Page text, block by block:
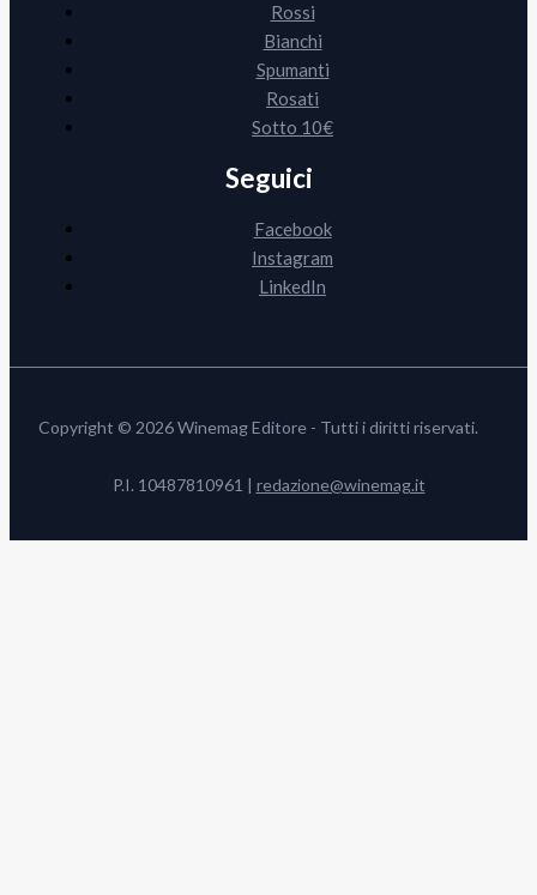
Rossi
Bianchi
Spumanti
Rosati
Sotto 10€
Seguici
Facebook
Instagram
LinkedIn
Copyright © 2026 Winemag Editore - Tutti i diritti riservati.
P.I. 10487810961 | redazione@winemag.it